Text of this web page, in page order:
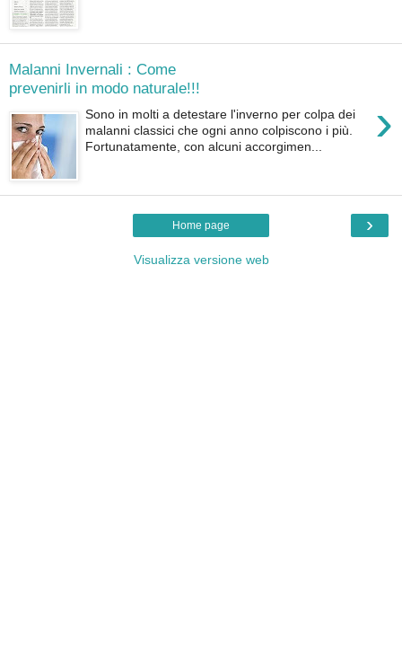
Malanni Invernali : Come
prevenirli in modo naturale!!!
›
Sono in molti a detestare l'inverno per colpa dei
malanni classici che ogni anno colpiscono i più.
Fortunatamente, con alcuni accorgimen...
›
Home page
Visualizza versione web